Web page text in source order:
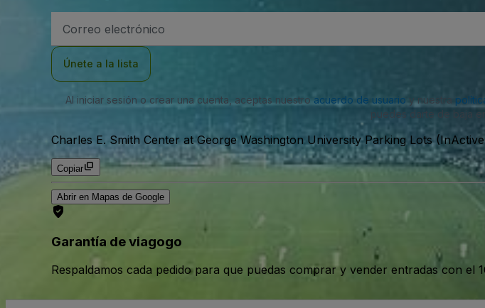
de
Únete a la lista
Al iniciar sesión o crear una cuenta, aceptas nuestro acuerdo de usuario y nuestra
puedes darte de baja
Charles E. Smith Center at George Washington University Parking Lots
Copiar
Abrir en Mapas de Google
Garantía de viagogo
Respaldamos cada pedido para que puedas comprar y vender entradas con el